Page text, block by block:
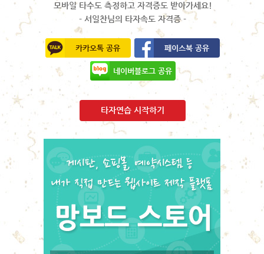
모바일 타수도 측정하고 자격증도 받아가세요!
- 서일찬님의 타자속도 자격증 -
카카오톡 공유 페이스북 공유
네이버블로그 공유
타자연습 시작하기